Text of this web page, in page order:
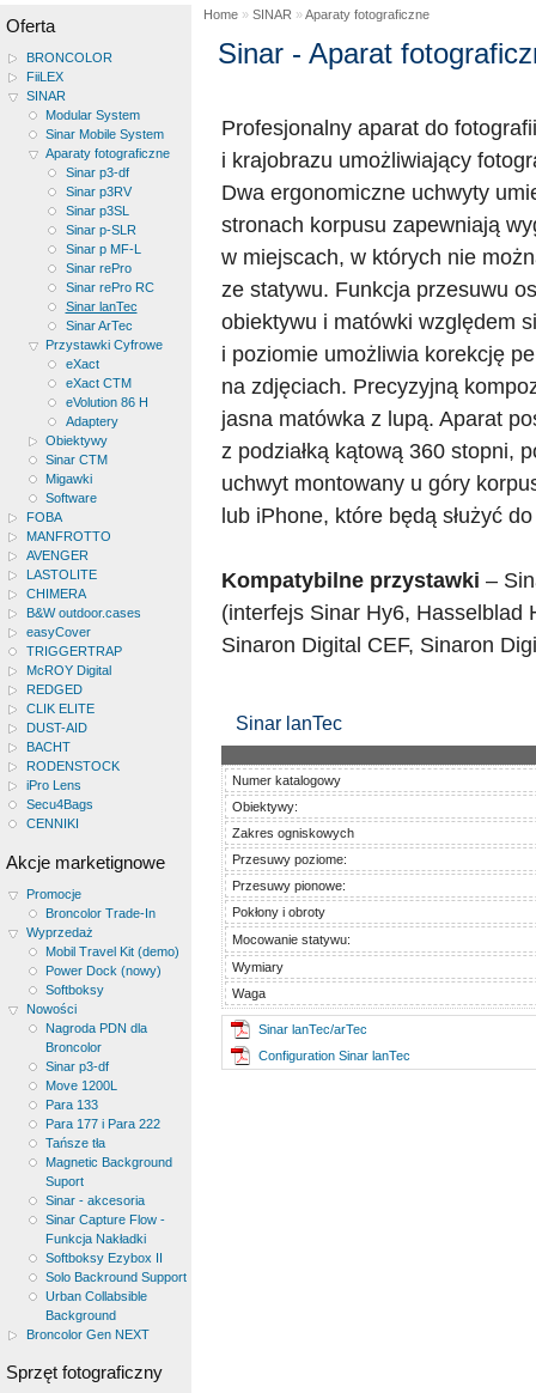
Oferta
BRONCOLOR
FiiLEX
SINAR
Modular System
Sinar Mobile System
Aparaty fotograficzne
Sinar p3-df
Sinar p3RV
Sinar p3SL
Sinar p-SLR
Sinar p MF-L
Sinar rePro
Sinar rePro RC
Sinar lanTec
Sinar ArTec
Przystawki Cyfrowe
eXact
eXact CTM
eVolution 86 H
Adaptery
Obiektywy
Sinar CTM
Migawki
Software
FOBA
MANFROTTO
AVENGER
LASTOLITE
CHIMERA
B&W outdoor.cases
easyCover
TRIGGERTRAP
McROY Digital
REDGED
CLIK ELITE
DUST-AID
BACHT
RODENSTOCK
iPro Lens
Secu4Bags
CENNIKI
Akcje marketignowe
Promocje
Broncolor Trade-In
Wyprzedaż
Mobil Travel Kit (demo)
Power Dock (nowy)
Softboksy
Nowości
Nagroda PDN dla
Broncolor
Sinar p3-df
Move 1200L
Para 133
Para 177 i Para 222
Tańsze tła
Magnetic Background
Suport
Sinar - akcesoria
Sinar Capture Flow -
Funkcja Nakładki
Softboksy Ezybox II
Solo Backround Support
Urban Collabsible
Background
Broncolor Gen NEXT
Sprzęt fotograficzny
Home » SINAR »Aparaty fotograficzne
Sinar - Aparat
Profesjonalny aparat do
i krajobrazu umożliwiający
Dwa ergonomiczne uchwyty
stronach korpusu zapewniają
w miejscach, w których nie
ze statywu. Funkcja przesuwu
obiektywu i matówki względem
i poziomie umożliwia korekcję
na zdjęciach. Precyzyjną
jasna matówka z lupą. Aparat
z podziałką kątową 360 stopni,
uchwyt montowany u góry
lub iPhone, które będą służyć
Kompatybilne przystawki –
(interfejs Sinar Hy6, Hasselblad
Sinaron Digital CEF, Sinaron
Sinar lanTec
Numer katalogowy
Obiektywy:
Zakres ogniskowych
Przesuwy poziome:
Przesuwy pionowe:
Pokłony i obroty
Mocowanie statywu:
Wymiary
Waga
Sinar lanTec/arTec
Configuration Sinar lanTec